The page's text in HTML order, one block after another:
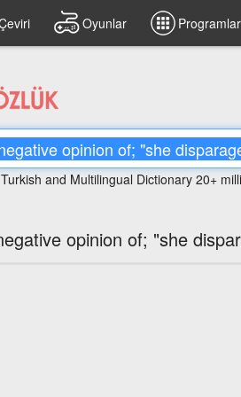
Oyunlar Programlar
and Multilingual Dictionary 20+
opinion of; "she